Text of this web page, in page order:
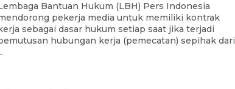
Bantuan Hukum (LBH) Pers Indonesia
pekerja media untuk memiliki kontrak
sebagai dasar hukum setiap saat jika terjadi
hubungan kerja (pemecatan) sepihak dari